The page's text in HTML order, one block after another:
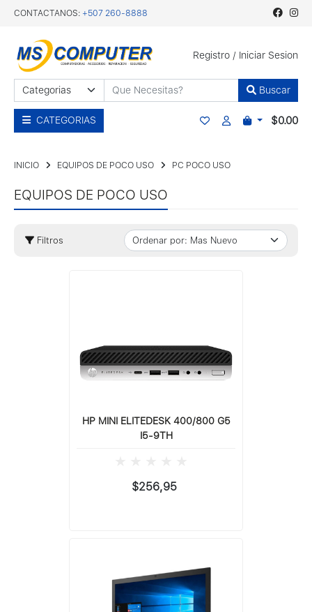
CONTACTANOS: +507 260-8888
Registro / Iniciar Sesion
CATEGORIAS
Buscar
$0.00
INICIO EQUIPOS DE POCO USO PC POCO USO
EQUIPOS DE POCO USO
Filtros
HP MINI ELITEDESK 400/800 G5
I5-9TH
$256,95